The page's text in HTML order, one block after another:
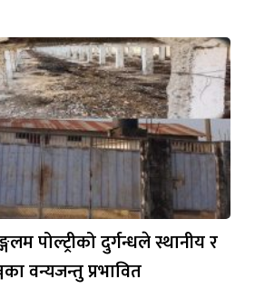
पोल्ट्रीको दुर्गन्धले स्थानीय र
वन्यजन्तु प्रभावित